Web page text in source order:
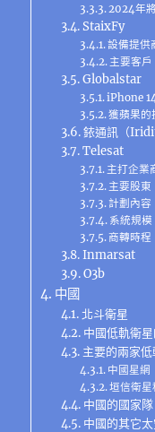
2024年
StaixFy
設備提供
主要客戶
Globalstar
iPhone
獲蘋果的
銥通訊（
Telesat
主打企業
主要股東
計劃內容
系統規模
商轉時程
Inmarsat
O3b
中國
北斗衛星
中國低軌衛
主要的兩家
中國星網
垣信衛星
中國的國家隊
中國的其它